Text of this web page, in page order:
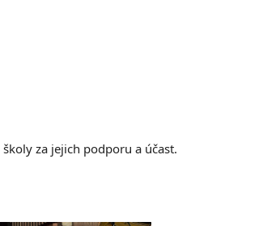
školy za jejich podporu a účast.